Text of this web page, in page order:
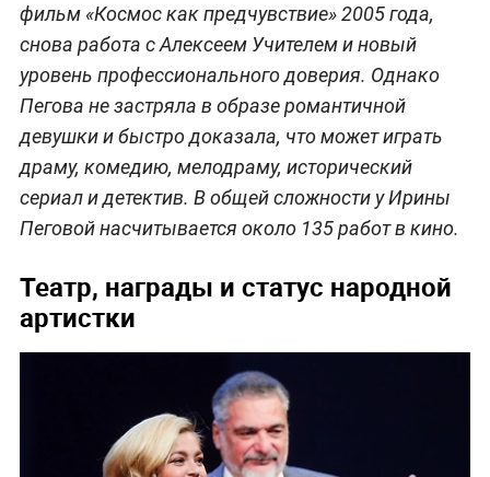
фильм «Космос как предчувствие» 2005 года,
снова работа с Алексеем Учителем и новый
уровень профессионального доверия. Однако
Пегова не застряла в образе романтичной
девушки и быстро доказала, что может играть
драму, комедию, мелодраму, исторический
сериал и детектив. В общей сложности у Ирины
Пеговой насчитывается около 135 работ в кино.
Театр, награды и статус народной
артистки